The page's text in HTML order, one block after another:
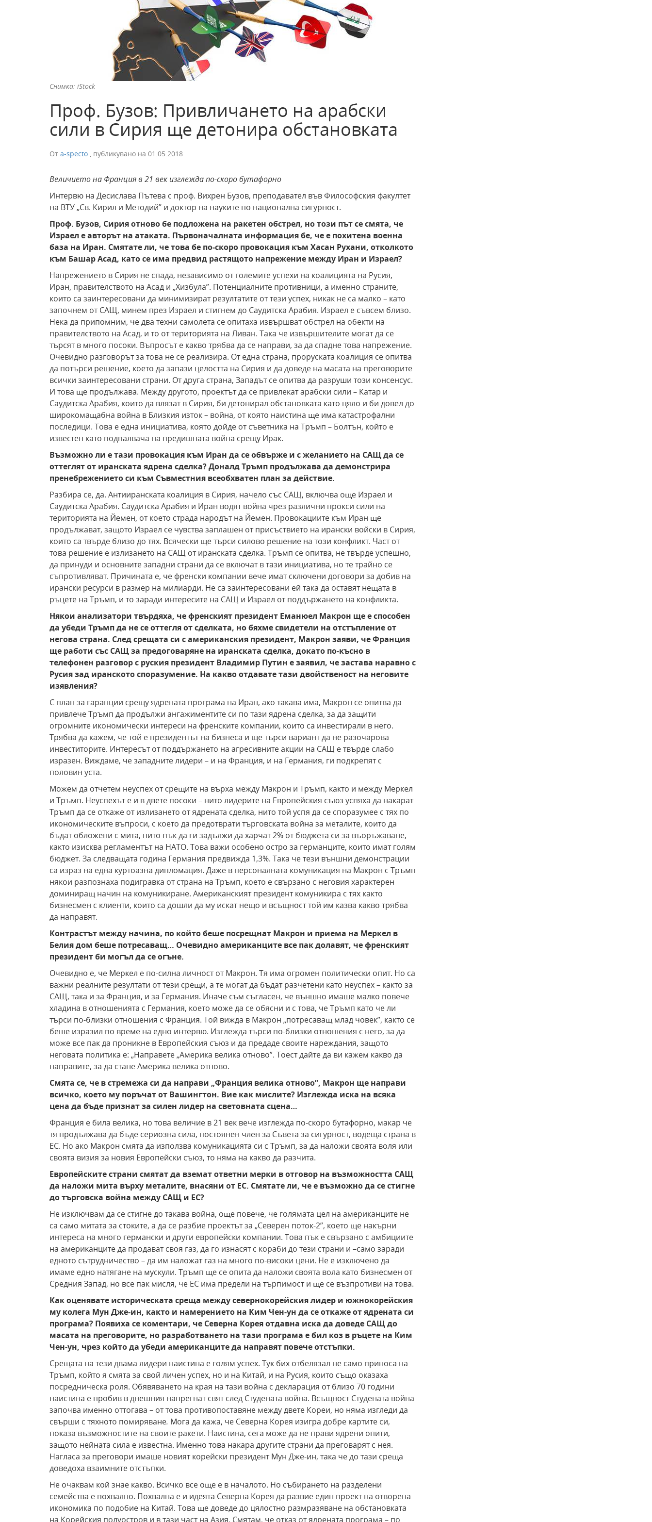
Снимка: iStock
Проф. Бузов: Привличането на арабски
сили в Сирия ще детонира обстановката
От a-specto , публикувано на 01.05.2018
Величието на Франция в 21 век изглежда по-скоро бутафорно
Интервю на Десислава Пътева с проф. Вихрен Бузов, преподавател във Философския факултет
на ВТУ „Св. Кирил и Методий” и доктор на науките по национална сигурност.
Проф. Бузов, Сирия отново бе подложена на ракетен обстрел, но този път се смята, че
Израел е авторът на атаката. Първоначалната информация бе, че е похитена военна
база на Иран. Смятате ли, че това бе по-скоро провокация към Хасан Рухани, отколкото
към Башар Асад, като се има предвид растящото напрежение между Иран и Израел?
Напрежението в Сирия не спада, независимо от големите успехи на коалицията на Русия,
Иран, правителството на Асад и „Хизбула”. Потенциалните противници, а именно страните,
които са заинтересовани да минимизират резултатите от тези успех, никак не са малко – като
започнем от САЩ, минем през Израел и стигнем до Саудитска Арабия. Израел е съвсем близо.
Нека да припомним, че два техни самолета се опитаха извършват обстрел на обекти на
правителството на Асад, и то от територията на Ливан. Така че извършителите могат да се
търсят в много посоки. Въпросът е какво трябва да се направи, за да спадне това напрежение.
Очевидно разговорът за това не се реализира. От една страна, проруската коалиция се опитва
да потърси решение, което да запази целостта на Сирия и да доведе на масата на преговорите
всички заинтересовани страни. От друга страна, Западът се опитва да разруши този консенсус.
И това ще продължава. Между другото, проектът да се привлекат арабски сили – Катар и
Саудитска Арабия, които да влязат в Сирия, би детонирал обстановката като цяло и би довел до
широкомащабна война в Близкия изток – война, от която наистина ще има катастрофални
последици. Това е една инициатива, която дойде от съветника на Тръмп – Болтън, който е
известен като подпалвача на предишната война срещу Ирак.
Възможно ли е тази провокация към Иран да се обвърже и с желанието на САЩ да се
оттеглят от иранската ядрена сделка? Доналд Тръмп продължава да демонстрира
пренебрежението си към Съвместния всеобхватен план за действие.
Разбира се, да. Антииранската коалиция в Сирия, начело със САЩ, включва още Израел и
Саудитска Арабия. Саудитска Арабия и Иран водят война чрез различни прокси сили на
територията на Йемен, от което страда народът на Йемен. Провокациите към Иран ще
продължават, защото Израел се чувства заплашен от присъствието на ирански войски в Сирия,
които са твърде близо до тях. Всячески ще търси силово решение на този конфликт. Част от
това решение е излизането на САЩ от иранската сделка. Тръмп се опитва, не твърде успешно,
да принуди и основните западни страни да се включат в тази инициатива, но те трайно се
съпротивляват. Причината е, че френски компании вече имат сключени договори за добив на
ирански ресурси в размер на милиарди. Не са заинтересовани ей така да оставят нещата в
ръцете на Тръмп, и то заради интересите на САЩ и Израел от поддържането на конфликта.
Някои анализатори твърдяха, че френският президент Еманюел Макрон ще е способен
да убеди Тръмп да не се оттегля от сделката, но бяхме свидетели на отстъпление от
негова страна. След срещата си с американския президент, Макрон заяви, че Франция
ще работи със САЩ за предоговаряне на иранската сделка, докато по-късно в
телефонен разговор с руския президент Владимир Путин е заявил, че застава наравно с
Русия зад иранското споразумение. На какво отдавате тази двойственост на неговите
изявления?
С план за гаранции срещу ядрената програма на Иран, ако такава има, Макрон се опитва да
привлече Тръмп да продължи ангажиментите си по тази ядрена сделка, за да защити
огромните икономически интереси на френските компании, които са инвестирали в него.
Трябва да кажем, че той е президентът на бизнеса и ще търси вариант да не разочарова
инвеститорите. Интересът от поддържането на агресивните акции на САЩ е твърде слабо
изразен. Виждаме, че западните лидери – и на Франция, и на Германия, ги подкрепят с
половин уста.
Можем да отчетем неуспех от срещите на върха между Макрон и Тръмп, както и между Меркел
и Тръмп. Неуспехът е и в двете посоки – нито лидерите на Европейския съюз успяха да накарат
Тръмп да се откаже от излизането от ядрената сделка, нито той успя да се споразумее с тях по
икономическите въпроси, с което да предотврати търговската война за металите, които да
бъдат обложени с мита, нито пък да ги задължи да харчат 2% от бюджета си за въоръжаване,
както изисква регламентът на НАТО. Това важи особено остро за германците, които имат голям
бюджет. За следващата година Германия предвижда 1,3%. Така че тези външни демонстрации
са израз на една куртоазна дипломация. Даже в персоналната комуникация на Макрон с Тръмп
някои разпознаха подигравка от страна на Тръмп, което е свързано с неговия характерен
доминиращ начин на комуникиране. Американският президент комуникира с тях както
бизнесмен с клиенти, които са дошли да му искат нещо и всъщност той им казва какво трябва
да направят.
Контрастът между начина, по който беше посрещнат Макрон и приема на Меркел в
Белия дом беше потресаващ… Очевидно американците все пак долавят, че френският
президент би могъл да се огъне.
Очевидно е, че Меркел е по-силна личност от Макрон. Тя има огромен политически опит. Но са
важни реалните резултати от тези срещи, а те могат да бъдат разчетени като неуспех – както за
САЩ, така и за Франция, и за Германия. Иначе съм съгласен, че външно имаше малко повече
хладина в отношенията с Германия, което може да се обясни и с това, че Тръмп като че ли
търси по-близки отношения с Франция. Той вижда в Макрон „потресаващ млад човек”, както се
беше изразил по време на едно интервю. Изглежда търси по-близки отношения с него, за да
може все пак да проникне в Европейския съюз и да предаде своите нареждания, защото
неговата политика е: „Направете „Америка велика отново”. Тоест дайте да ви кажем какво да
направите, за да стане Америка велика отново.
Смята се, че в стремежа си да направи „Франция велика отново”, Макрон ще направи
всичко, което му поръчат от Вашингтон. Вие как мислите? Изглежда иска на всяка
цена да бъде признат за силен лидер на световната сцена…
Франция е била велика, но това величие в 21 век вече изглежда по-скоро бутафорно, макар че
тя продължава да бъде сериозна сила, постоянен член за Съвета за сигурност, водеща страна в
ЕС. Но ако Макрон смята да използва комуникацията си с Тръмп, за да наложи своята воля или
своята визия за новия Европейски съюз, то няма на какво да разчита.
Европейските страни смятат да вземат ответни мерки в отговор на възможността САЩ
да наложи мита върху металите, внасяни от ЕС. Смятате ли, че е възможно да се стигне
до търговска война между САЩ и ЕС?
Не изключвам да се стигне до такава война, още повече, че голямата цел на американците не
са само митата за стоките, а да се разбие проектът за „Северен поток-2”, което ще накърни
интереса на много германски и други европейски компании. Това пък е свързано с амбициите
на американците да продават своя газ, да го изнасят с кораби до тези страни и –само заради
едното сътрудничество – да им наложат газ на много по-високи цени. Не е изключено да
имаме едно натягане на мускули. Тръмп ще се опита да наложи своята вола като бизнесмен от
Средния Запад, но все пак мисля, че ЕС има предели на търпимост и ще се възпротиви на това.
Как оценявате историческата среща между севернокорейския лидер и южнокорейския
му колега Мун Дже-ин, както и намерението на Ким Чен-ун да се откаже от ядрената си
програма? Появиха се коментари, че Северна Корея отдавна иска да доведе САЩ до
масата на преговорите, но разработването на тази програма е бил коз в ръцете на Ким
Чен-ун, чрез който да убеди американците да направят повече отстъпки.
Срещата на тези двама лидери наистина е голям успех. Тук бих отбелязал не само приноса на
Тръмп, който я смята за свой личен успех, но и на Китай, и на Русия, които също оказаха
посредническа роля. Обявяването на края на тази война с декларация от близо 70 години
наистина е пробив в днешния напрегнат свят след Студената война. Всъщност Студената война
започва именно оттогава – от това противопоставяне между двете Кореи, но няма изгледи да
свърши с тяхното помиряване. Мога да кажа, че Северна Корея изигра добре картите си,
показа възможностите на своите ракети. Наистина, сега може да не прави ядрени опити,
защото нейната сила е известна. Именно това накара другите страни да преговарят с нея.
Нагласа за преговори имаше новият корейски президент Мун Дже-ин, така че до тази среща
доведоха взаимните отстъпки.
Не очаквам кой знае какво. Всичко все още е в началото. Но събирането на разделени
семейства е похвално. Похвална е и идеята Северна Корея да развие един проект на отворена
икономика по подобие на Китай. Това ще доведе до цялостно размразяване на обстановката
на Корейския полуостров и в тази част на Азия. Смятам, че отказ от ядрената програма – по